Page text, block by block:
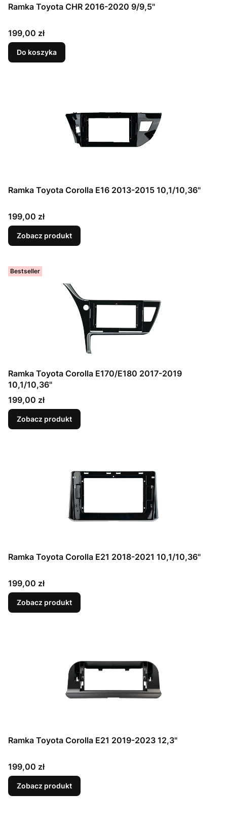
Ramka Toyota CHR 2016-2020 9/9,5"
Cena
199,00 zł
Do koszyka
Ramka Toyota Corolla E16 2013-2015 10,1/10,36"
Cena
199,00 zł
Zobacz produkt
Bestseller
Ramka Toyota Corolla E170/E180 2017-2019
10,1/10,36"
Cena
199,00 zł
Zobacz produkt
Ramka Toyota Corolla E21 2018-2021 10,1/10,36"
Cena
199,00 zł
Zobacz produkt
Ramka Toyota Corolla E21 2019-2023 12,3"
Cena
199,00 zł
Zobacz produkt